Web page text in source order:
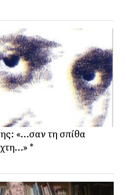
«…σαν τη σπίθα
*